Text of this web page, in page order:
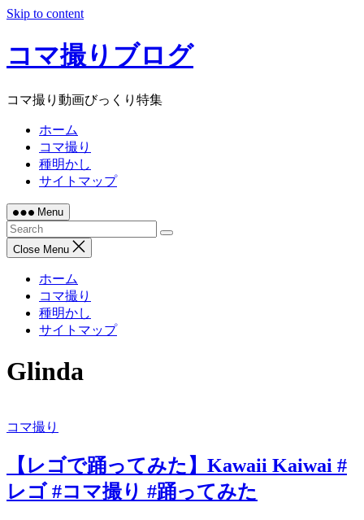
Skip to content
コマ撮りブログ
コマ撮り動画びっくり特集
ホーム
コマ撮り
種明かし
サイトマップ
Menu
Close Menu
ホーム
コマ撮り
種明かし
サイトマップ
Glinda
コマ撮り
【レゴで踊ってみた】Kawaii Kaiwai #
レゴ #コマ撮り #踊ってみた